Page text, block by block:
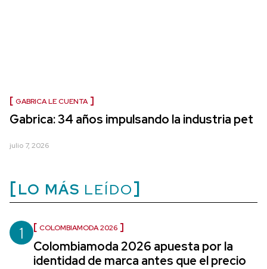
GABRICA LE CUENTA
Gabrica: 34 años impulsando la industria pet
julio 7, 2026
LO MÁS LEÍDO
1 COLOMBIAMODA 2026
Colombiamoda 2026 apuesta por la
identidad de marca antes que el precio